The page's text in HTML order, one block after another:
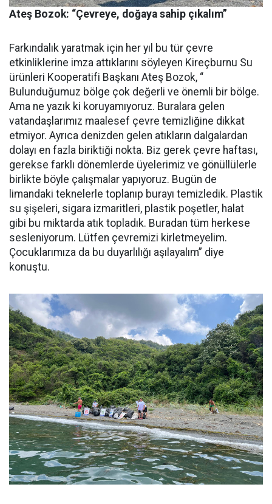
Ateş Bozok: “Çevreye, doğaya sahip çıkalım”
Farkındalık yaratmak için her yıl bu tür çevre
etkinliklerine imza attıklarını söyleyen Kireçburnu Su
ürünleri Kooperatifi Başkanı Ateş Bozok, “
Bulunduğumuz bölge çok değerli ve önemli bir bölge.
Ama ne yazık ki koruyamıyoruz. Buralara gelen
vatandaşlarımız maalesef çevre temizliğine dikkat
etmiyor. Ayrıca denizden gelen atıkların dalgalardan
dolayı en fazla biriktiği nokta. Biz gerek çevre haftası,
gerekse farklı dönemlerde üyelerimiz ve gönüllülerle
birlikte böyle çalışmalar yapıyoruz. Bugün de
limandaki teknelerle toplanıp burayı temizledik. Plastik
su şişeleri, sigara izmaritleri, plastik poşetler, halat
gibi bu miktarda atık topladık. Buradan tüm herkese
sesleniyorum. Lütfen çevremizi kirletmeyelim.
Çocuklarımıza da bu duyarlılığı aşılayalım” diye
konuştu.